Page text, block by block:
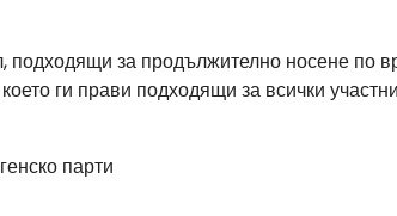
подходящи за продължително носене по
ги прави подходящи за всички
парти